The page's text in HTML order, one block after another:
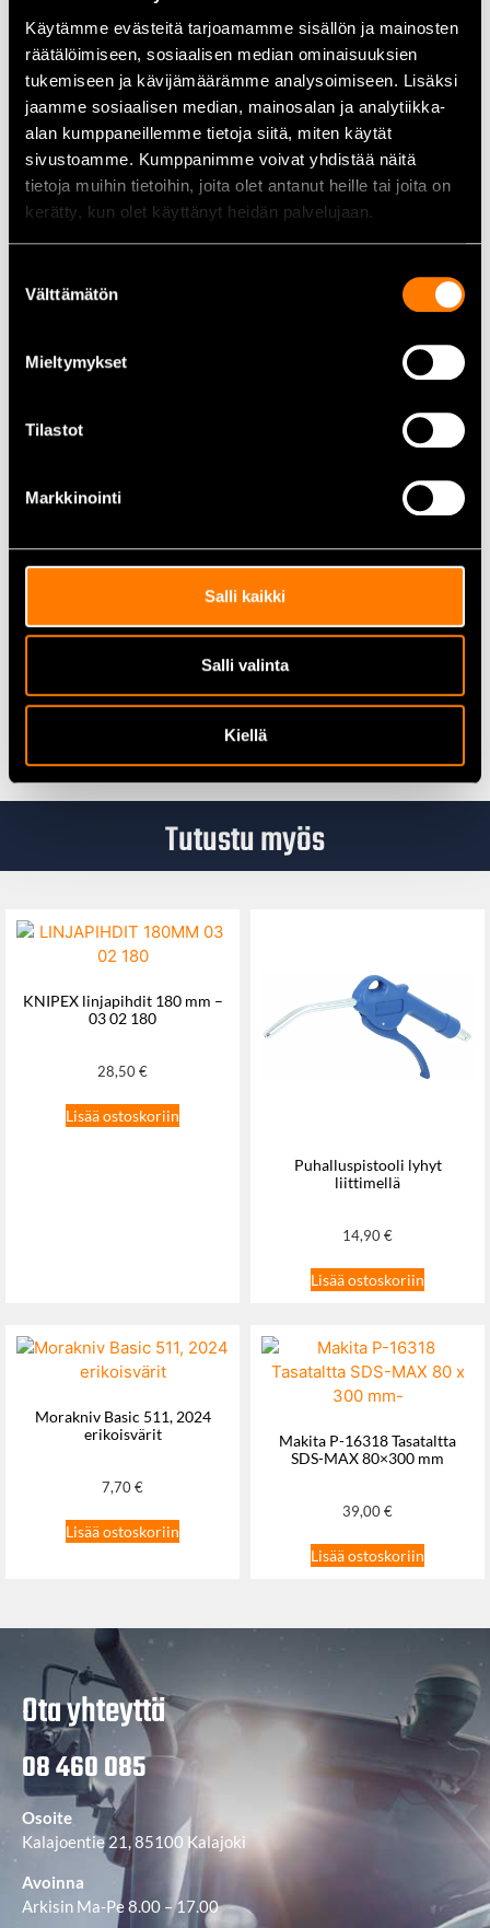
Käytämme evästeitä tarjoamamme sisällön ja mainosten
räätälöimiseen, sosiaalisen median ominaisuuksien
tukemiseen ja kävijämäärämme analysoimiseen. Lisäksi
jaamme sosiaalisen median, mainosalan ja analytiikka-
alan kumppaneillemme tietoja siitä, miten käytät
sivustoamme. Kumppanimme voivat yhdistää näitä
tietoja muihin tietoihin, joita olet antanut heille tai joita on
kerätty, kun olet käyttänyt heidän palvelujaan.
valinta
Välttämätön
Mieltymykset
Tilastot
Markkinointi
Salli kaikki
Salli valinta
Kiellä
Heittomatka jopa 6 metriä
LED-valo hämäräkäyttöön
Sisältää akun ja laturin
Tekniset tiedot
Työleveys: 50 cm
Heittoetäisyys: jopa 6 m
Kattavasti lisätietoja löydät valmistajan sivuiltaStiga.fi
Tutustu myös
KNIPEX linjapihdit 180 mm –
03 02 180
28,50€
Lisää ostoskoriin
Puhalluspistooli lyhyt
liittimellä
14,90€
Lisää ostoskoriin
Morakniv Basic 511, 2024
erikoisvärit
7,70€
Lisää ostoskoriin
Makita P-16318 Tasataltta
SDS-MAX 80×300 mm
39,00€
Lisää ostoskoriin
Ota yhteyttä
08 460 085
Osoite
Kalajoentie 21, 85100 Kalajoki
Avoinna
Arkisin Ma-Pe 8.00 – 17.00